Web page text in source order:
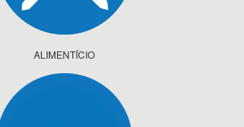
ALIMENTÍCIO